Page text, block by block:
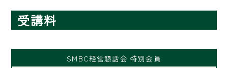
受講料
SMBC経営懇話会 特別会員